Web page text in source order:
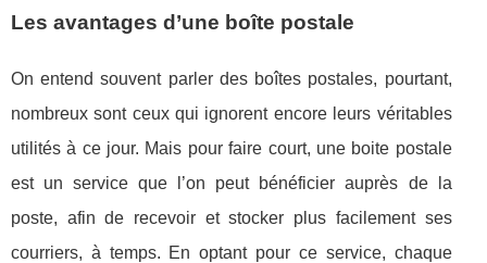
Les avantages d’une boîte postale
On entend souvent parler des boîtes postales, pourtant,
nombreux sont ceux qui ignorent encore leurs véritables
utilités à ce jour. Mais pour faire court, une boite postale
est un service que l’on peut bénéficier auprès de la
poste, afin de recevoir et stocker plus facilement ses
courriers, à temps. En optant pour ce service, chaque